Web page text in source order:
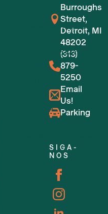
Para empresas tecnológicas em
Espaços de trabalho flexíveis
Próximos eventos
Burroughs
Street,
Detroit, MI
48202
(313)
879-
5250
Email
Us!
Parking
SIGA-
NOS